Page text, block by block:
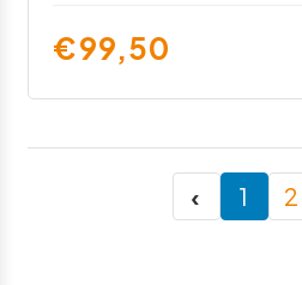
€99,50
‹ 1 2